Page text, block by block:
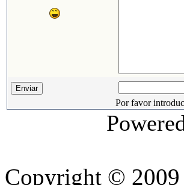
Por favor
Copyright © 2009